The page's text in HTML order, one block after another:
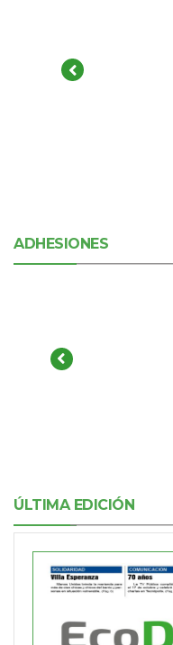
ADHESIONES
ÚLTIMA EDICIÓN